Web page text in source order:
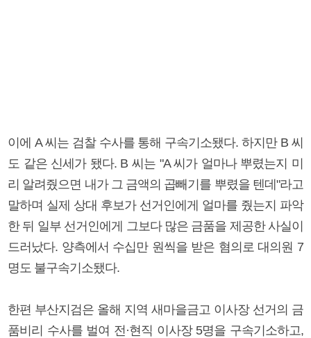
이에 A 씨는 검찰 수사를 통해 구속기소됐다. 하지만 B 씨
도 같은 신세가 됐다. B 씨는 "A 씨가 얼마나 뿌렸는지 미
리 알려줬으면 내가 그 금액의 곱빼기를 뿌렸을 텐데"라고
말하며 실제 상대 후보가 선거인에게 얼마를 줬는지 파악
한 뒤 일부 선거인에게 그보다 많은 금품을 제공한 사실이
드러났다. 양측에서 수십만 원씩을 받은 혐의로 대의원 7
명도 불구속기소됐다.
한편 부산지검은 올해 지역 새마을금고 이사장 선거의 금
품비리 수사를 벌여 전·현직 이사장 5명을 구속기소하고,